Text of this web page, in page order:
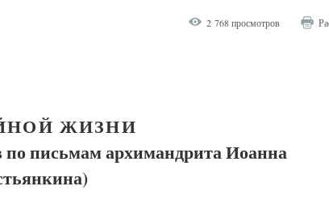
2 768 просмотров
ЖИЗНИ
письмам архимандрита Иоанна